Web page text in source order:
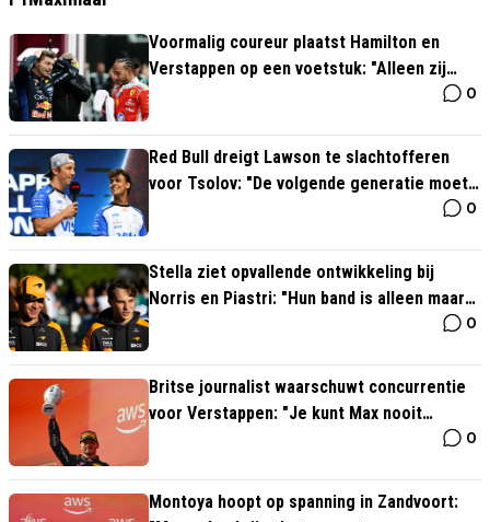
l zorgen. Gaat dit dan eindelijk ten koste van Klaassen? Mag toc
h hopen van wel. De aanvoerdersband kan naar Brandt, Blind of
misschien Ter Stegen. In ieder geval genoeg opties voor trainer
Michel Sánchez.
Voormalig coureur plaatst Hamilton en
Verstappen op een voetstuk: "Alleen zij
0
Red Bull dreigt Lawson te slachtofferen
voor Tsolov: "De volgende generatie moet
0
Stella ziet opvallende ontwikkeling bij
Norris en Piastri: "Hun band is alleen maar
0
Britse journalist waarschuwt concurrentie
voor Verstappen: "Je kunt Max nooit
0
Montoya hoopt op spanning in Zandvoort: